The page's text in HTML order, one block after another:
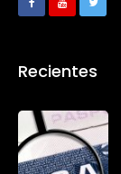
Recientes